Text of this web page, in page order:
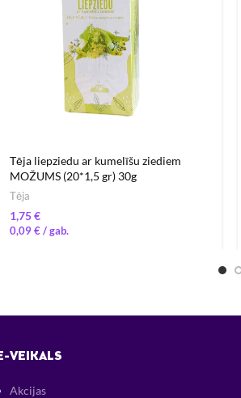
Tēja liepziedu ar kumelīšu ziediem
MOŽUMS (20*1,5 gr) 30g
Tēja
€
0,09€
VEIKALS
Akcijas